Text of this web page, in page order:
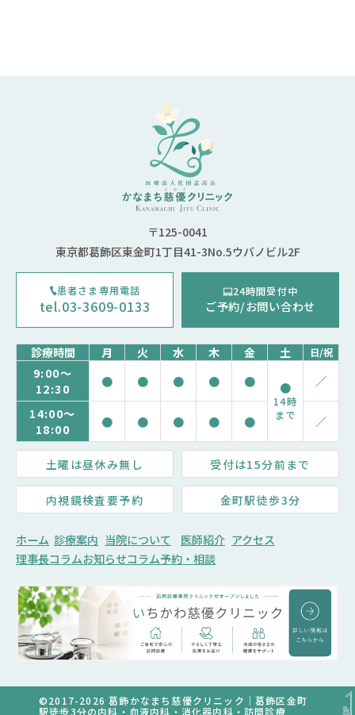
〒125-0041
東京都葛飾区東金町1丁目41-3No.5ウバノビル2F
患者さま専用電話
tel.03-3609-0133
24時間受付中
ご予約/お問い合わせ
診療時間 月 火 水 木 金 土 日/祝
9:00～
12:30
● ● ● ● ● ●
14時
まで
／
14:00～
18:00
● ● ● ● ● ／
土曜は昼休み無し 受付は15分前まで
内視鏡検査要予約 金町駅徒歩3分
ホーム 診療案内 当院について 医師紹介 アクセス
理事長コラムお知らせコラム予約・相談
©2017-2026 葛飾かなまち慈優クリニック｜葛飾区金町
駅徒歩3分の内科・血液内科・消化器内科・訪問診療